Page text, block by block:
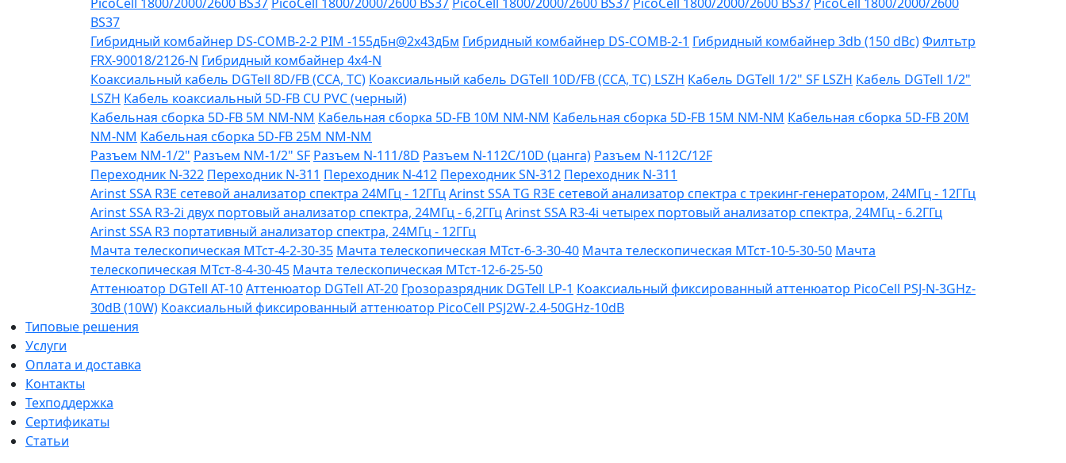
BS37
Гибридный комбайнер DS-COMB-2-2 PIM -155дБн@2x43дБм Гибридный комбайнер DS-COMB-2-1 Гибридный комбайнер 3db (150 dBc)Филтьтр
FRX-90018/2126-N Гибридный комбайнер 4х4-N
Коаксиальный кабель DGTell 8D/FB (CCA, TC) Коаксиальный кабель DGTell 10D/FB (CCA, TC) LSZH Кабель DGTell 1/2" SF LSZH Кабель DGTell 1/2"
LSZH Кабель коаксиальный 5D-FB CU PVC (черный)
Кабельная сборка 5D-FB 5М NM-NM Кабельная сборка 5D-FB 10М NM-NM Кабельная сборка 5D-FB 15М NM-NM Кабельная сборка 5D-FB 20М
NM-NM Кабельная сборка 5D-FB 25М NM-NM
Разъем NM-1/2" Разъем NM-1/2" SF Разъем N-111/8D Разъем N-112C/10D (цанга) Разъем N-112C/12F
Переходник N-322 Переходник N-311 Переходник N-412 Переходник SN-312 Переходник N-311
Arinst SSA R3Е сетевой анализатор спектра 24МГц - 12ГГцArinst SSA TG R3Е сетевой анализатор спектра с трекинг-генератором, 24МГц - 12ГГц
Arinst SSA R3-2i двух портовый анализатор спектра, 24МГц - 6,2ГГцArinst SSA R3-4i четырех портовый анализатор спектра, 24МГц - 6.2ГГц
Arinst SSA R3 портативный анализатор спектра, 24МГц - 12ГГц
Мачта телескопическая МТст-4-2-30-35 Мачта телескопическая МТст-6-3-30-40 Мачта телескопическая МТст-10-5-30-50 Мачта
телескопическая МТст-8-4-30-45 Мачта телескопическая МТст-12-6-25-50
Аттенюатор DGTell AT-10Аттенюатор DGTell AT-20 Грозоразрядник DGTell LP-1 Коаксиальный фиксированный аттенюатор PicoCell PSJ-N-3GHz-
30dB (10W) Коаксиальный фиксированный аттенюатор PicoCell PSJ2W-2.4-50GHz-10dB
Типовые решения
Услуги
Оплата и доставка
Контакты
Техподдержка
Сертификаты
Статьи